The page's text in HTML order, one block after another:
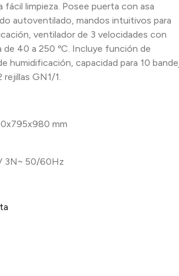
fácil limpieza. Posee puerta con asa
autoventilado, mandos intuitivos para
ventilador de 3 velocidades con
40 a 250 ºC. Incluye función de
humidificación, capacidad para 10
GN1/1.
mm
3N~ 50/60Hz